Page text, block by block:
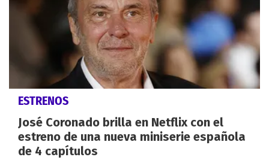
ESTRENOS
José Coronado brilla en Netflix con el
estreno de una nueva miniserie española
de 4 capítulos